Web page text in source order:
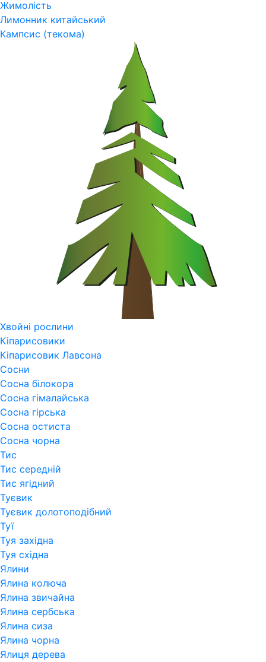
Жимолість
Лимонник китайський
Кампсис (текома)
Хвойні рослини
Кіпарисовики
Кіпарисовик Лавсона
Сосни
Сосна білокора
Сосна гімалайська
Сосна гірська
Сосна остиста
Сосна чорна
Тис
Тис середній
Тис ягідний
Туєвик
Туєвик долотоподібний
Туї
Туя західна
Туя східна
Ялини
Ялина колюча
Ялина звичайна
Ялина сербська
Ялина сиза
Ялина чорна
Ялиця дерева